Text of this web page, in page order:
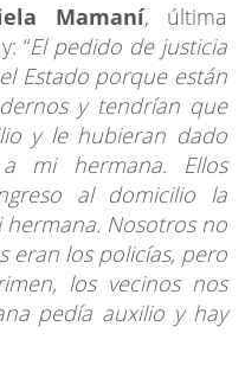
Mamaní, última
“El pedido de justicia
Estado porque están
y tendrían que
y le hubieran dado
mi hermana. Ellos
al domicilio la
Nosotros no
eran los policías, pero
los vecinos nos
pedía auxilio y hay